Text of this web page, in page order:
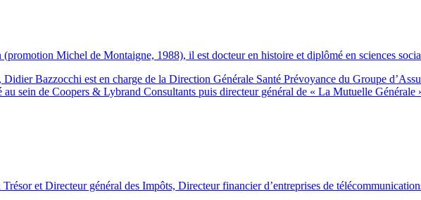
Michel de Montaigne, 1988), il est docteur en histoire et diplômé en sciences
Bazzocchi est en charge de la Direction Générale Santé Prévoyance du Groupe
sein de Coopers & Lybrand Consultants puis directeur général de « La Mutuelle Générale
et Directeur général des Impôts, Directeur financier d’entreprises de